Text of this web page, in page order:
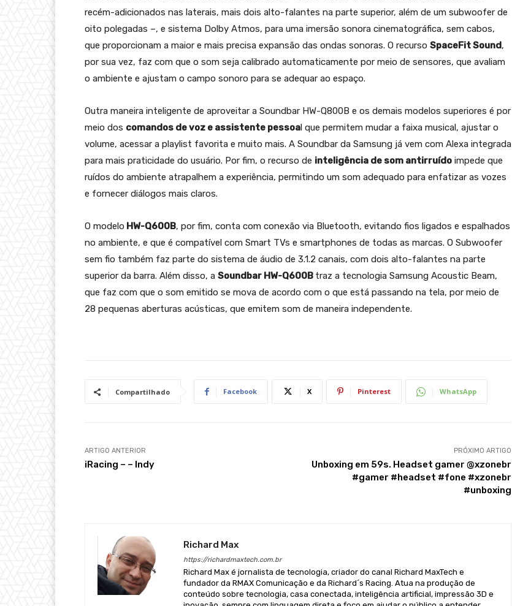
recém-adicionados nas laterais, mais dois alto-falantes na parte superior, além de um subwoofer de
oito polegadas –, e sistema Dolby Atmos, para uma imersão sonora cinematográfica, sem cabos,
que proporcionam a maior e mais precisa expansão das ondas sonoras. O recurso SpaceFit Sound,
por sua vez, faz com que o som seja calibrado automaticamente por meio de sensores, que avaliam
o ambiente e ajustam o campo sonoro para se adequar ao espaço.
Outra maneira inteligente de aproveitar a Soundbar HW-Q800B e os demais modelos superiores é por
meio dos comandos de voz e assistente pessoa l que permitem mudar a faixa musical, ajustar o
volume, acessar a playlist favorita e muito mais. A Soundbar da Samsung já vem com Alexa integrada
para mais praticidade do usuário. Por fim, o recurso de inteligência de som antirruído impede que
ruídos do ambiente atrapalhem a experiência, permitindo um som adequado para enfatizar as vozes
e fornecer diálogos mais claros.
O modelo HW-Q600B, por fim, conta com conexão via Bluetooth, evitando fios ligados e espalhados
no ambiente, e que é compatível com Smart TVs e smartphones de todas as marcas. O Subwoofer
sem fio também faz parte do sistema de áudio de 3.1.2 canais, com dois alto-falantes na parte
superior da barra. Além disso, a Soundbar HW-Q600B traz a tecnologia Samsung Acoustic Beam,
que faz com que o som emitido se mova de acordo com o que está passando na tela, por meio de
28 pequenas aberturas acústicas, que emitem som de maneira independente.
Compartilhado Facebook X Pinterest WhatsApp
ARTIGO ANTERIOR
iRacing – – Indy
PRÓXIMO ARTIGO
Unboxing em 59s. Headset gamer @xzonebr
#gamer #headset #fone #xzonebr
#unboxing
Richard Max
https://richardmaxtech.com.br
Richard Max é jornalista de tecnologia, criador do canal Richard MaxTech e
fundador da RMAX Comunicação e da Richard´s Racing. Atua na produção de
conteúdo sobre tecnologia, casa conectada, inteligência artificial, impressão 3D e